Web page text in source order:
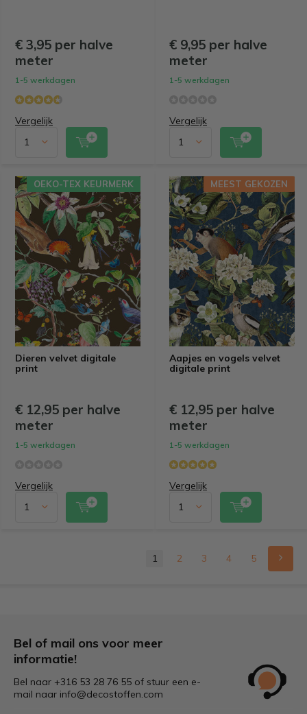
€ 3,95 per halve
meter
1-5 werkdagen
Vergelijk
€ 9,95 per halve
meter
1-5 werkdagen
Vergelijk
Dieren velvet digitale
print
OEKO-TEX KEURMERK
€ 12,95 per halve
meter
1-5 werkdagen
Vergelijk
Aapjes en vogels velvet
digitale print
MEEST GEKOZEN
€ 12,95 per halve
meter
1-5 werkdagen
Vergelijk
1 2 3 4 5
Bel of mail ons voor meer
informatie!
Bel naar +316 53 28 76 55 of stuur een e-
mail naar info@decostoffen.com